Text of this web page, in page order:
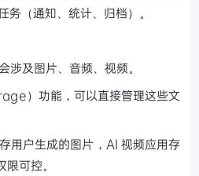
（通知、统计、归档）。
涉及图片、音频、视频。
）功能，可以直接管理这些文
用户生成的图片，AI 视频应用存
可控。